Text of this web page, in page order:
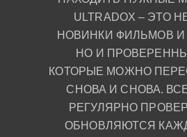
ULTRADOX – ЭТО
НОВИНКИ ФИЛЬМОВ И
НО И
КОТОРЫЕ МОЖНО
СНОВА И СНОВА.
РЕГУЛЯРНО
ОБНОВЛЯЮТСЯ